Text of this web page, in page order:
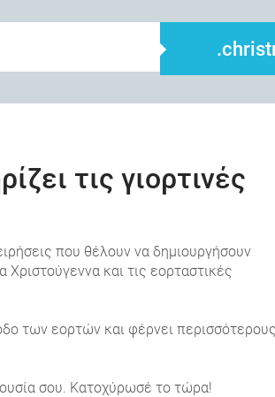
τις γιορτινές
που θέλουν να δημιουργήσουν
Χριστούγεννα και τις εορταστικές
των εορτών και φέρνει περισσότερους
σου. Κατοχύρωσέ το τώρα!